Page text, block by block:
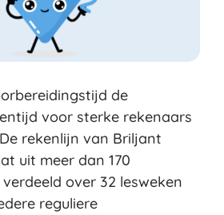
de
voor sterke rekenaars
rekenlijn van Briljant
uit meer dan 170
over 32 lesweken
reguliere